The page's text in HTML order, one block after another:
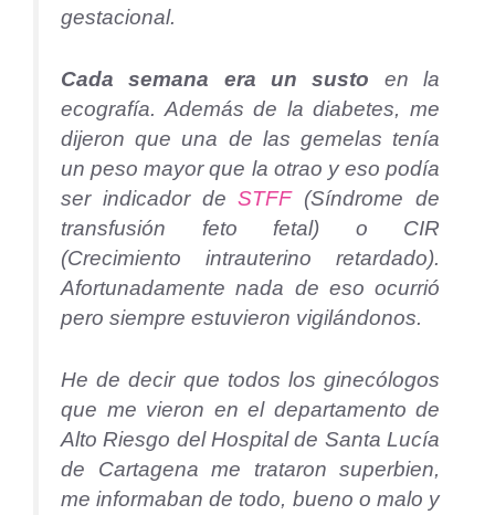
gestacional.
Cada semana era un susto en la
ecografía. Además de la diabetes, me
dijeron que una de las gemelas tenía
un peso mayor que la otrao y eso podía
ser indicador deSTFF(Síndrome de
transfusión feto fetal) o CIR
(Crecimiento intrauterino retardado).
Afortunadamente nada de eso ocurrió
pero siempre estuvieron vigilándonos.
He de decir que todos los ginecólogos
que me vieron en el departamento de
Alto Riesgo del Hospital de Santa Lucía
de Cartagena me trataron superbien,
me informaban de todo, bueno o malo y